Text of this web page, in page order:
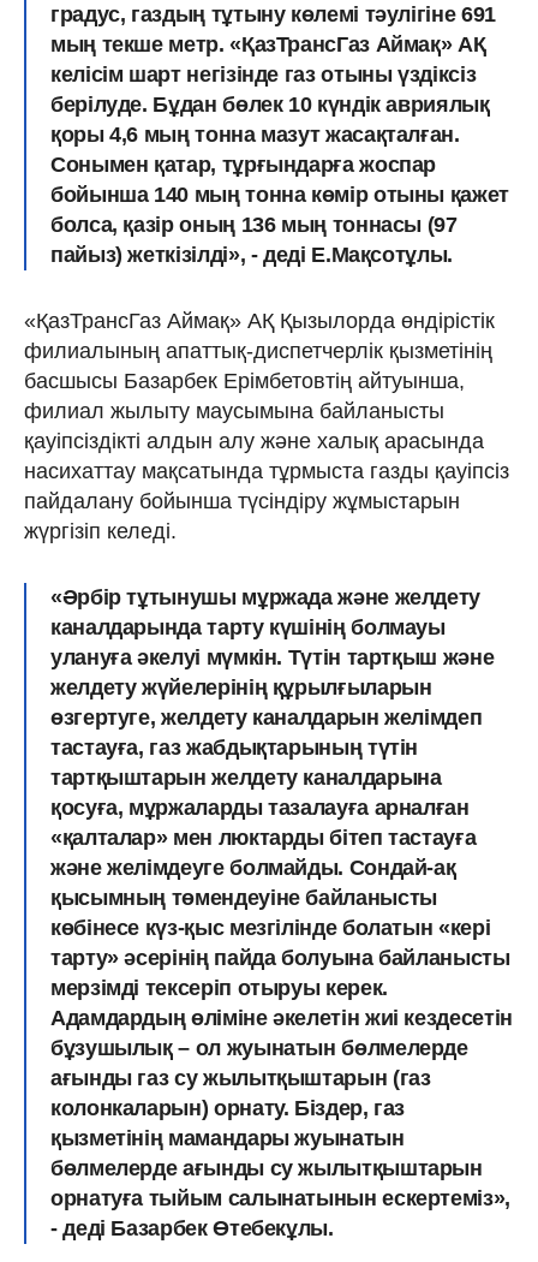
градус, газдың тұтыну көлемі тәулігіне 691
мың текше метр. «ҚазТрансГаз Аймақ» АҚ
келісім шарт негізінде газ отыны үздіксіз
берілуде. Бұдан бөлек 10 күндік авриялық
қоры 4,6 мың тонна мазут жасақталған.
Сонымен қатар, тұрғындарға жоспар
бойынша 140 мың тонна көмір отыны қажет
болса, қазір оның 136 мың тоннасы (97
пайыз) жеткізілді», - деді Е.Мақсотұлы.
«ҚазТрансГаз Аймақ» АҚ Қызылорда өндірістік
филиалының апаттық-диспетчерлік қызметінің
басшысы Базарбек Ерімбетовтің айтуынша,
филиал жылыту маусымына байланысты
қауіпсіздікті алдын алу және халық арасында
насихаттау мақсатында тұрмыста газды қауіпсіз
пайдалану бойынша түсіндіру жұмыстарын
жүргізіп келеді.
«Әрбір тұтынушы мұржада және желдету
каналдарында тарту күшінің болмауы
улануға әкелуі мүмкін. Түтін тартқыш және
желдету жүйелерінің құрылғыларын
өзгертуге, желдету каналдарын желімдеп
тастауға, газ жабдықтарының түтін
тартқыштарын желдету каналдарына
қосуға, мұржаларды тазалауға арналған
«қалталар» мен люктарды бітеп тастауға
және желімдеуге болмайды. Сондай-ақ
қысымның төмендеуіне байланысты
көбінесе күз-қыс мезгілінде болатын «кері
тарту» әсерінің пайда болуына байланысты
мерзімді тексеріп отыруы керек.
Адамдардың өліміне әкелетін жиі кездесетін
бұзушылық – ол жуынатын бөлмелерде
ағынды газ су жылытқыштарын (газ
колонкаларын) орнату. Біздер, газ
қызметінің мамандары жуынатын
бөлмелерде ағынды су жылытқыштарын
орнатуға тыйым салынатынын ескертеміз»,
- деді Базарбек Өтебекұлы.